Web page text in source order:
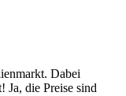
Dabei
Ja, die Preise sind